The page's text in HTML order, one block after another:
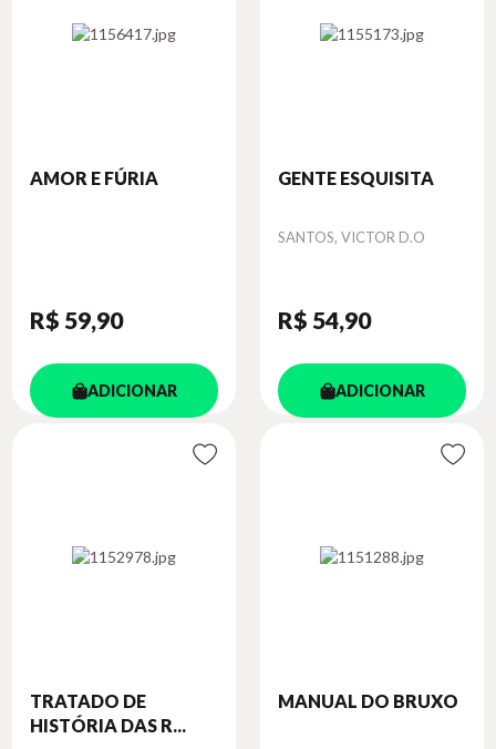
AMOR E FÚRIA
R$ 59,90
ADICIONAR
GENTE ESQUISITA
Autor
SANTOS, VICTOR D.O
R$ 54,90
ADICIONAR
TRATADO DE
HISTÓRIA DAS R...
MANUAL DO BRUXO